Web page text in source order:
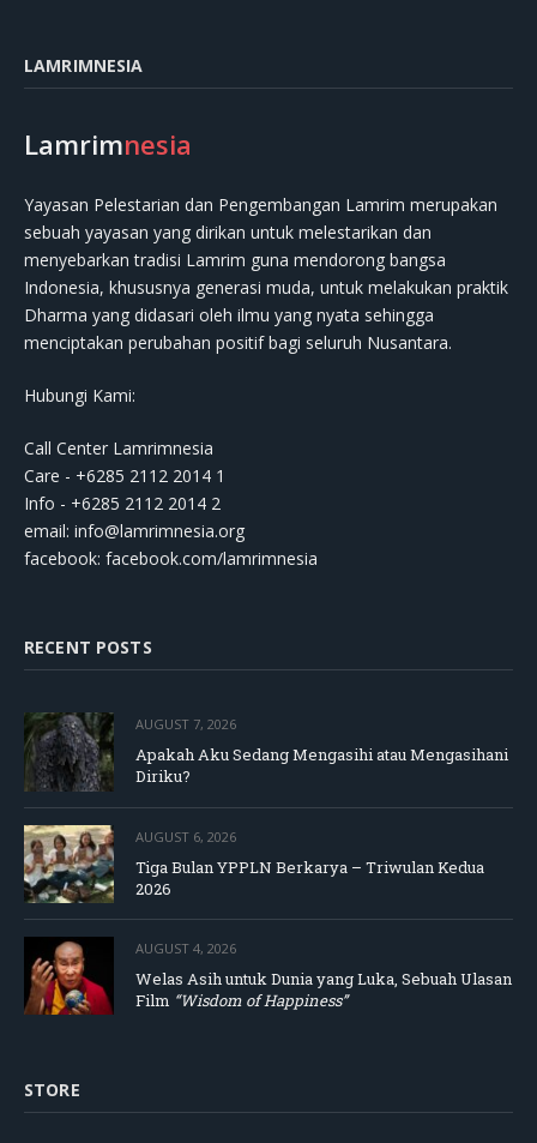
LAMRIMNESIA
Lamrimnesia
Yayasan Pelestarian dan Pengembangan Lamrim merupakan
sebuah yayasan yang dirikan untuk melestarikan dan
menyebarkan tradisi Lamrim guna mendorong bangsa
Indonesia, khususnya generasi muda, untuk melakukan praktik
Dharma yang didasari oleh ilmu yang nyata sehingga
menciptakan perubahan positif bagi seluruh Nusantara.
Hubungi Kami:
Call Center Lamrimnesia
Care - +6285 2112 2014 1
Info - +6285 2112 2014 2
email: info@lamrimnesia.org
facebook: facebook.com/lamrimnesia
RECENT POSTS
AUGUST 7, 2026
Apakah Aku Sedang Mengasihi atau Mengasihani
Diriku?
AUGUST 6, 2026
Tiga Bulan YPPLN Berkarya – Triwulan Kedua
2026
AUGUST 4, 2026
Welas Asih untuk Dunia yang Luka, Sebuah Ulasan
Film “Wisdom of Happiness”
STORE